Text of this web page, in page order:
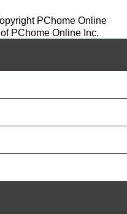
PChome Online
PChome Online Inc.